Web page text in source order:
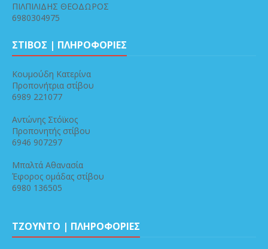
ΠΙΛΠΙΛΙΔΗΣ ΘΕΟΔΩΡΟΣ
6980304975
ΣΤΙΒΟΣ | ΠΛΗΡΟΦΟΡΙΕΣ
Κουμούδη Κατερίνα
Προπονήτρια στίβου
6989 221077
Αντώνης Στόϊκος
Προπονητής στίβου
6946 907297
Μπαλτά Αθανασία
Έφορος ομάδας στίβου
6980 136505
ΤΖΟΥΝΤΟ | ΠΛΗΡΟΦΟΡΙΕΣ